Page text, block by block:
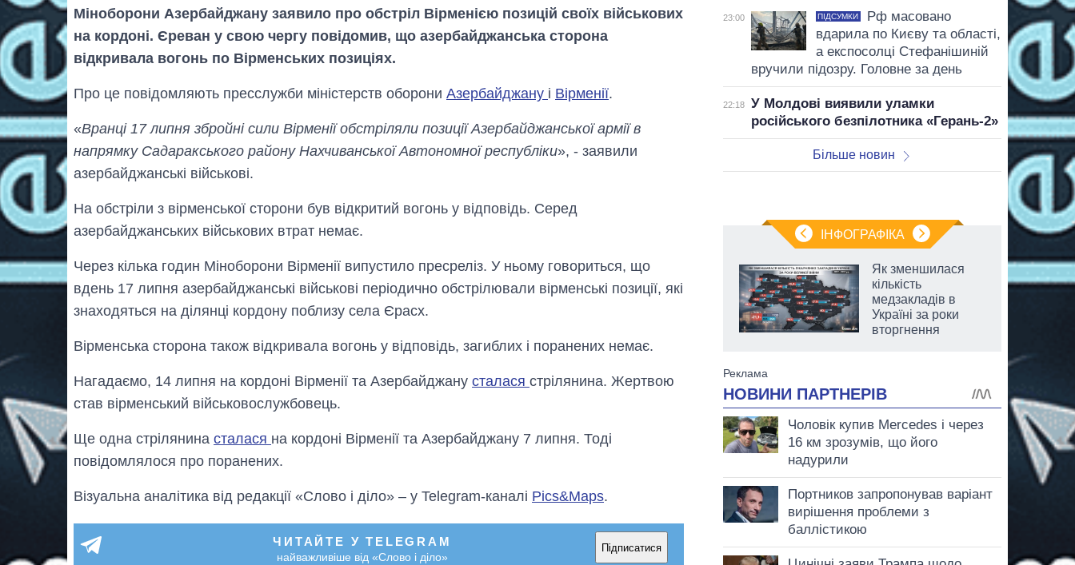
Міноборони Азербайджану заявило про обстріл Вірменією позицій своїх військових
на кордоні. Єреван у свою чергу повідомив, що азербайджанська сторона
відкривала вогонь по Вірменських позиціях.
Про це повідомляють пресслужби міністерств оборони Азербайджану і Вірменії.
«Вранці 17 липня збройні сили Вірменії обстріляли позиції Азербайджанської армії в
напрямку Садаракського району Нахчиванської Автономної республіки», - заявили
азербайджанські військові.
На обстріли з вірменської сторони був відкритий вогонь у відповідь. Серед
азербайджанських військових втрат немає.
Через кілька годин Міноборони Вірменії випустило пресреліз. У ньому говориться, що
вдень 17 липня азербайджанські військові періодично обстрілювали вірменські позиції, які
знаходяться на ділянці кордону поблизу села Єрасх.
Вірменська сторона також відкривала вогонь у відповідь, загиблих і поранених немає.
Нагадаємо, 14 липня на кордоні Вірменії та Азербайджану сталася стрілянина. Жертвою
став вірменський військовослужбовець.
Ще одна стрілянина сталася на кордоні Вірменії та Азербайджану 7 липня. Тоді
повідомлялося про поранених.
Візуальна аналітика від редакції «Слово і діло» – у Telegram-каналі Pics&Maps.
ЧИТАЙТЕ У TELEGRAM
найважливіше від «Слово і діло»
Підписатися
23:00 ПІДСУМКИ
Рф масовано
вдарила по Києву та області,
а експосолці Стефанішиній
вручили підозру. Головне за день
22:18
У Молдові виявили уламки
російського безпілотника «Герань-2»
Більше новин
ІНФОГРАФІКА
Експорт зброї:
скільки ракет,
літаків і танків
незалежності
Як зменшилася
кількість
медзакладів в
Україні за роки
вторгнення